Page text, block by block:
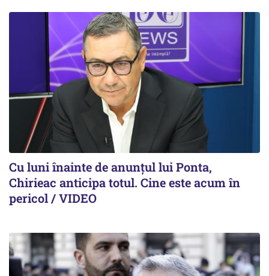
Cu luni înainte de anunțul lui Ponta,
Chirieac anticipa totul. Cine este acum în
pericol / VIDEO